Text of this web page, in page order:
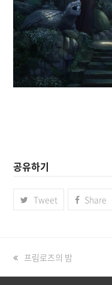
공유하기
Tweet Share
previous
프림로즈의 밤